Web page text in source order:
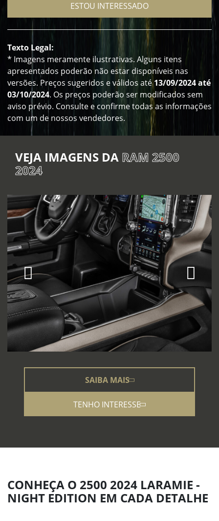
ESTOU INTERESSADO
Texto Legal:
* Imagens meramente ilustrativas. Alguns itens
apresentados poderão não estar disponíveis nas
versões. Preços sugeridos e válidos até13/09/2024 até
03/10/2024. Os preços poderão ser modificados sem
aviso prévio. Consulte e confirme todas as informações
com um de nossos vendedores.
VEJA IMAGENS DA RAM 2500
2024
SAIBA MAIS
TENHO INTERESSE
CONHEÇA O 2500 2024 LARAMIE -
NIGHT EDITION EM CADA DETALHE